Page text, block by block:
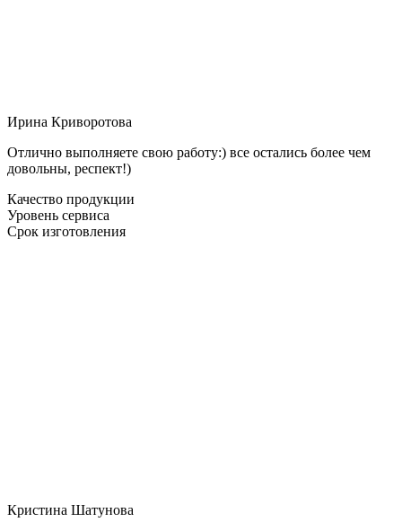
Ирина Криворотова
Отлично выполняете свою работу:) все остались более чем
довольны, респект!)
Качество продукции
Уровень сервиса
Срок изготовления
Кристина Шатунова